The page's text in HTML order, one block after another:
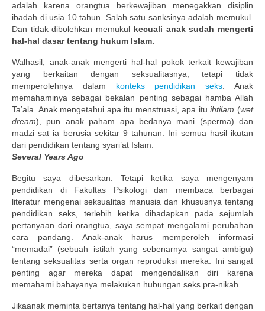
adalah karena orangtua berkewajiban menegakkan disiplin
ibadah di usia 10 tahun. Salah satu sanksinya adalah memukul.
Dan tidak dibolehkan memukul kecuali anak sudah mengerti
hal-hal dasar tentang hukum Islam.
Walhasil, anak-anak mengerti hal-hal pokok terkait kewajiban
yang berkaitan dengan seksualitasnya, tetapi tidak
memperolehnya dalam konteks pendidikan seks . Anak
memahaminya sebagai bekalan penting sebagai hamba Allah
Ta’ala. Anak mengetahui apa itu menstruasi, apa ituihtilam (wet
dream), pun anak paham apa bedanya mani (sperma) dan
madzi sat ia berusia sekitar 9 tahunan. Ini semua hasil ikutan
dari pendidikan tentang syari’at Islam.
Several Years Ago
Begitu saya dibesarkan. Tetapi ketika saya mengenyam
pendidikan di Fakultas Psikologi dan membaca berbagai
literatur mengenai seksualitas manusia dan khususnya tentang
pendidikan seks, terlebih ketika dihadapkan pada sejumlah
pertanyaan dari orangtua, saya sempat mengalami perubahan
cara pandang. Anak-anak harus memperoleh informasi
“memadai” (sebuah istilah yang sebenarnya sangat ambigu)
tentang seksualitas serta organ reproduksi mereka. Ini sangat
penting agar mereka dapat mengendalikan diri karena
memahami bahayanya melakukan hubungan seks pra-nikah.
Jikaanak meminta bertanya tentang hal-hal yang berkait dengan